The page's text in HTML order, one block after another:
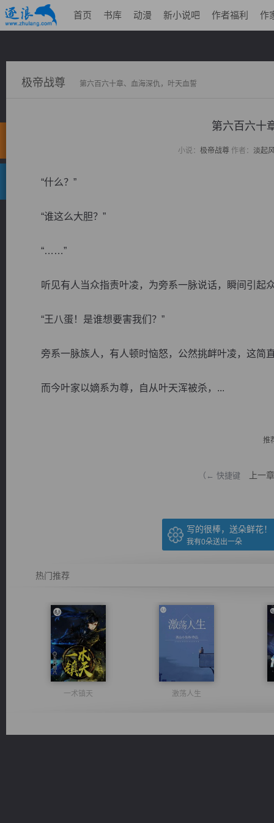
首页 书库 动漫 新小说吧 作者福利 作
极帝战尊 第六百六十章、血海深仇，叶天血誓
第六百六十
小说： 极帝战尊作者： 淡起
“什么？”
“谁这么大胆？”
“……”
听见有人当众指责叶凌，为旁系一脉说话，瞬间引起
“王八蛋！是谁想要害我们？”
旁系一脉族人，有人顿时恼怒，公然挑衅叶凌，这简
而今叶家以嫡系为尊，自从叶天浑被杀，...
推
（← 快捷键 上一章
写的很棒，送朵鲜花！
我有0朵送出一朵
热门推荐
一术镇天 激荡人生